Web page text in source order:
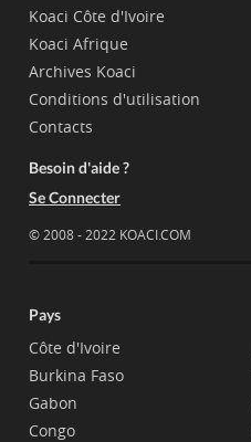
Koaci Côte d'Ivoire
Koaci Afrique
Archives Koaci
Conditions d'utilisation
Contacts
Besoin d'aide ?
Se Connecter
© 2008 - 2022 KOACI.COM
Pays
Côte d'Ivoire
Burkina Faso
Gabon
Congo